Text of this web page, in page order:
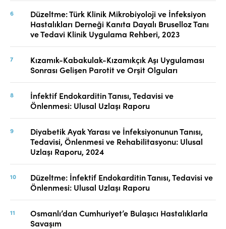
Düzeltme: Türk Klinik Mikrobiyoloji ve İnfeksiyon
Hastalıkları Derneği Kanıta Dayalı Bruselloz Tanı
ve Tedavi Klinik Uygulama Rehberi, 2023
Kızamık-Kabakulak-Kızamıkçık Aşı Uygulaması
Sonrası Gelişen Parotit ve Orşit Olguları
İnfektif Endokarditin Tanısı, Tedavisi ve
Önlenmesi: Ulusal Uzlaşı Raporu
Diyabetik Ayak Yarası ve İnfeksiyonunun Tanısı,
Tedavisi, Önlenmesi ve Rehabilitasyonu: Ulusal
Uzlaşı Raporu, 2024
Düzeltme: İnfektif Endokarditin Tanısı, Tedavisi ve
Önlenmesi: Ulusal Uzlaşı Raporu
Osmanlı’dan Cumhuriyet’e Bulaşıcı Hastalıklarla
Savaşım